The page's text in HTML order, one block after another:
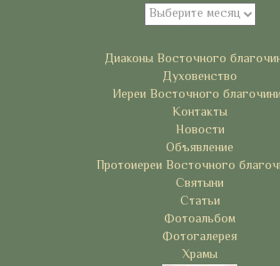
Архивы
Диаконы Восточного
Духовенство
Иереи Восточного
Контакты
Новости
Объявление
Протоиереи Восточного
Святыни
Статьи
Фотоальбом
Фотогалерея
Храмы